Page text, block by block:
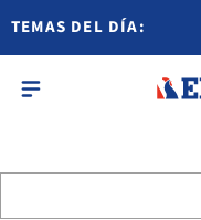
TEMAS DEL DÍA: